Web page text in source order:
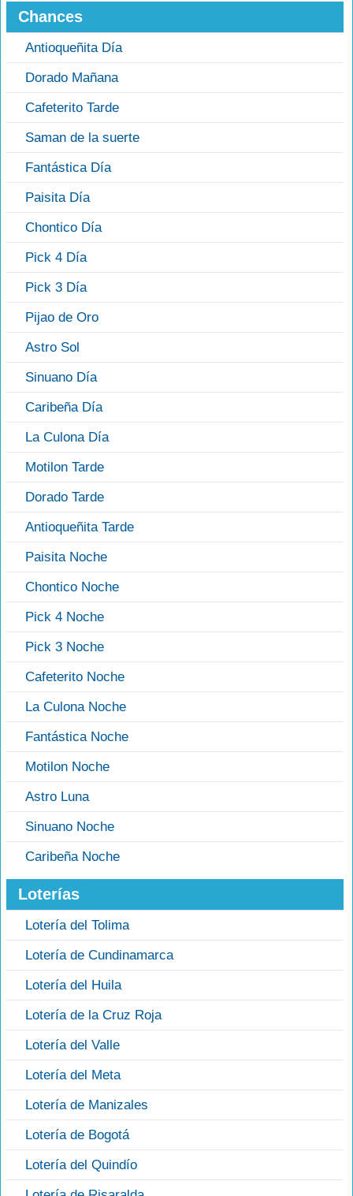
Chances
Antioqueñita Día
Dorado Mañana
Cafeterito Tarde
Saman de la suerte
Fantástica Día
Paisita Día
Chontico Día
Pick 4 Día
Pick 3 Día
Pijao de Oro
Astro Sol
Sinuano Día
Caribeña Día
La Culona Día
Motilon Tarde
Dorado Tarde
Antioqueñita Tarde
Paisita Noche
Chontico Noche
Pick 4 Noche
Pick 3 Noche
Cafeterito Noche
La Culona Noche
Fantástica Noche
Motilon Noche
Astro Luna
Sinuano Noche
Caribeña Noche
Loterías
Lotería del Tolima
Lotería de Cundinamarca
Lotería del Huila
Lotería de la Cruz Roja
Lotería del Valle
Lotería del Meta
Lotería de Manizales
Lotería de Bogotá
Lotería del Quindío